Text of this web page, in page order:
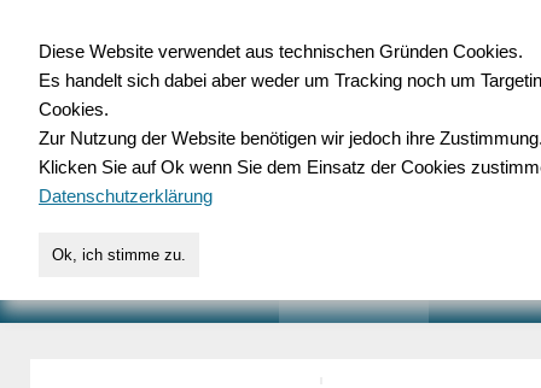
für Handwerk,
Diese Website verwendet aus technischen Gründen Cookies.
Es handelt sich dabei aber weder um Tracking noch um
Cookies.
Zur Nutzung der Website benötigen wir jedoch ihre
Klicken Sie auf Ok wenn Sie dem Einsatz der Cookies
Datenschutzerklärung
Ok, ich stimme zu.